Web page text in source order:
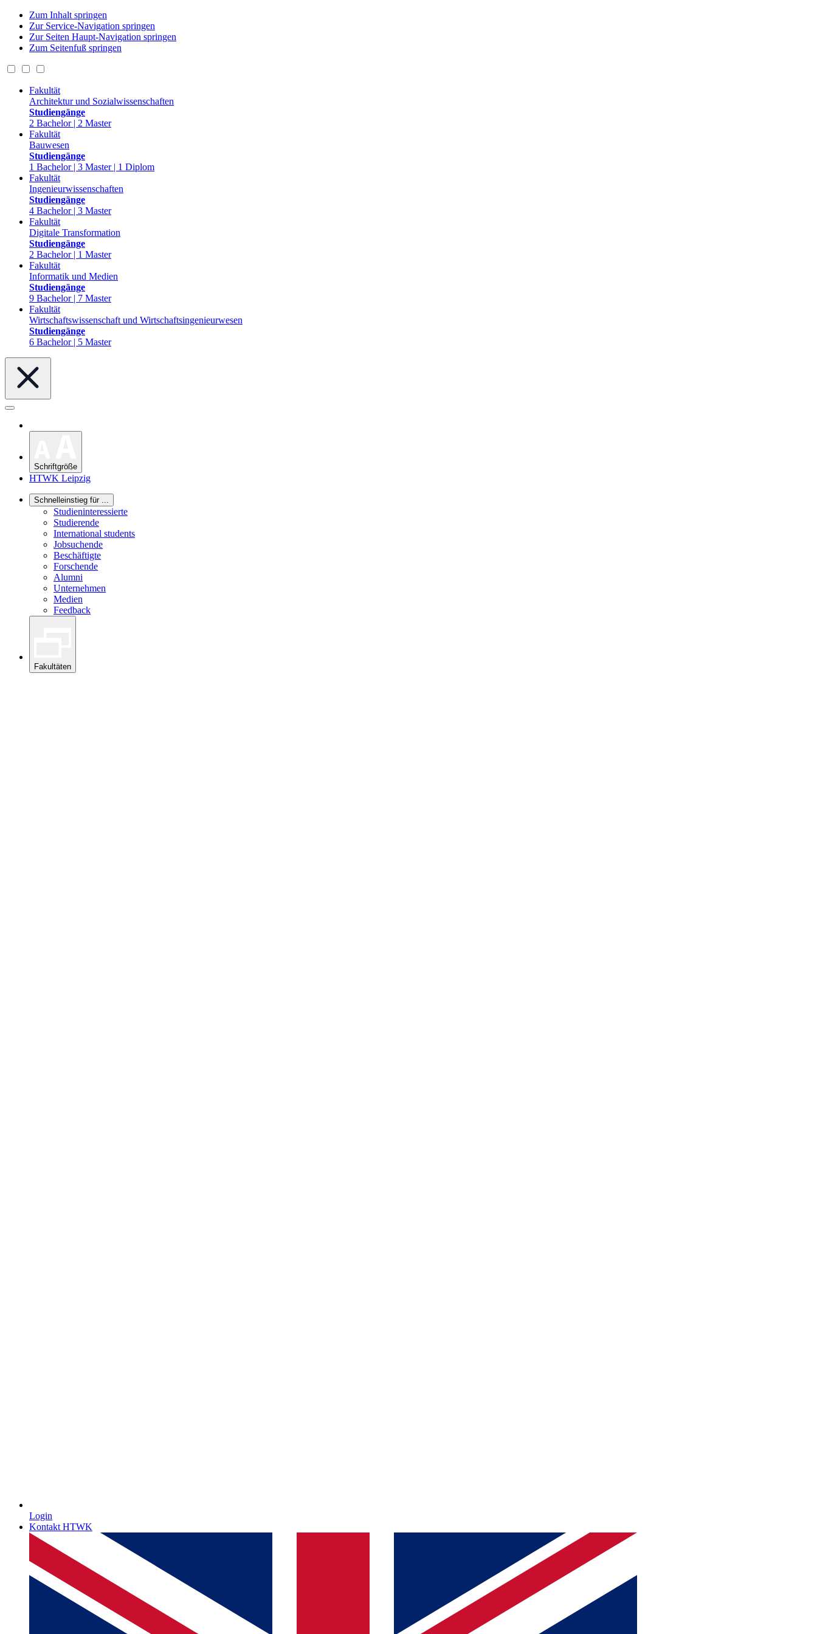
Zum Inhalt springen
Zur Service-Navigation springen
Zur Seiten Haupt-Navigation springen
Zum Seitenfuß springen
Fakultät
Architektur und Sozialwissenschaften
Studiengänge
2 Bachelor | 2 Master
Fakultät
Bauwesen
Studiengänge
1 Bachelor | 3 Master | 1 Diplom
Fakultät
Ingenieurwissenschaften
Studiengänge
4 Bachelor | 3 Master
Fakultät
Digitale Transformation
Studiengänge
2 Bachelor | 1 Master
Fakultät
Informatik und Medien
Studiengänge
9 Bachelor | 7 Master
Fakultät
Wirtschaftswissenschaft und Wirtschaftsingenieurwesen
Studiengänge
6 Bachelor | 5 Master
Schriftgröße
HTWK Leipzig
Schnelleinstieg für ...
Studieninteressierte
Studierende
International students
Jobsuchende
Beschäftigte
Forschende
Alumni
Unternehmen
Medien
Feedback
Fakultäten
Login
Kontakt HTWK